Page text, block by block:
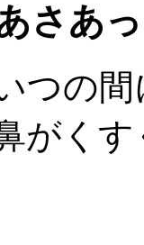
さあ
つの
がく